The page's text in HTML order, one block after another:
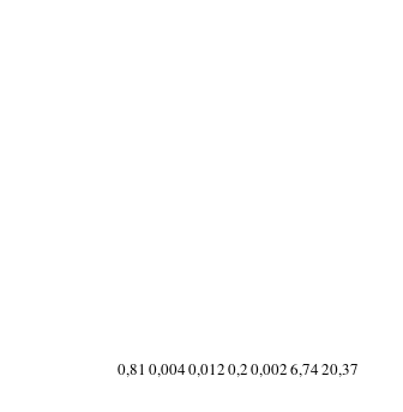
0,81 0,0040,0120,20,0026,7420,37